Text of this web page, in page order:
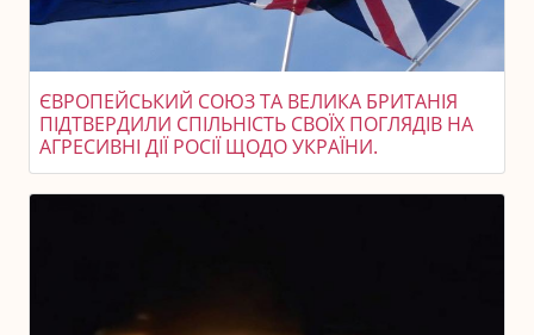
ЄВРОПЕЙСЬКИЙ СОЮЗ ТА ВЕЛИКА БРИТАНІЯ
ПІДТВЕРДИЛИ СПІЛЬНІСТЬ СВОЇХ ПОГЛЯДІВ НА
АГРЕСИВНІ ДІЇ РОСІЇ ЩОДО УКРАЇНИ.